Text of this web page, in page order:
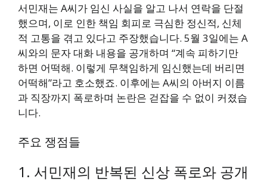
서민재는 A씨가 임신 사실을 알고 나서 연락을 단절
했으며, 이로 인한 책임 회피로 극심한 정신적, 신체
적 고통을 겪고 있다고 주장했습니다. 5월 3일에는 A
씨와의 문자 대화 내용을 공개하며 “계속 피하기만
하면 어떡해. 이렇게 무책임하게 임신했는데 버리면
어떡해”라고 호소했죠. 이후에는 A씨의 아버지 이름
과 직장까지 폭로하며 논란은 걷잡을 수 없이 커졌습
니다.
주요 쟁점들
1. 서민재의 반복된 신상 폭로와 공개